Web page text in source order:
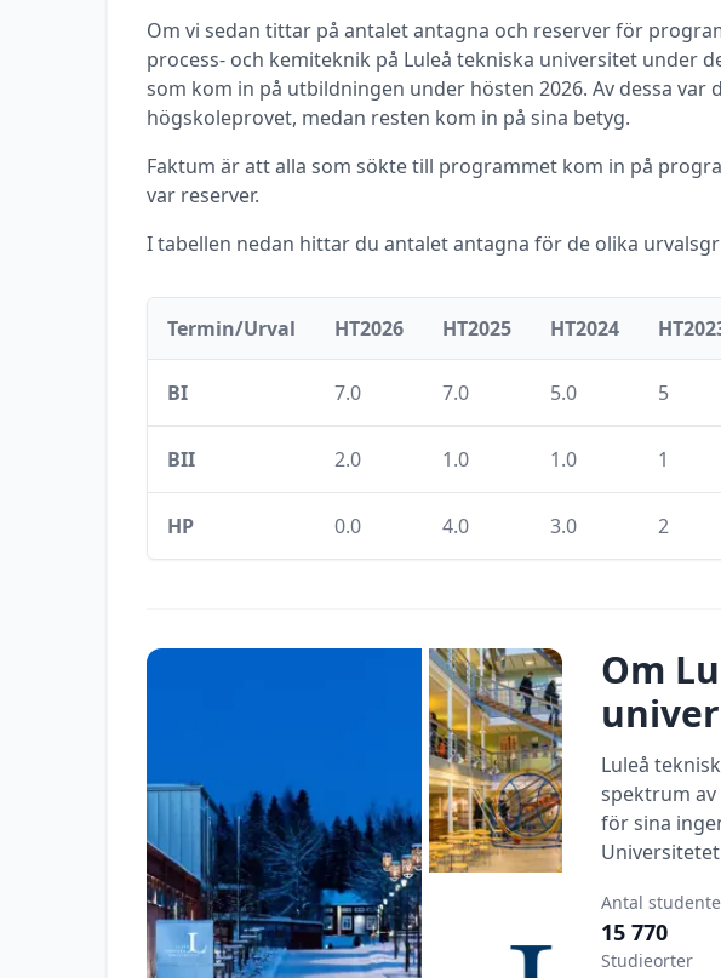
Om vi sedan tittar på antalet antagna och reserver för
process- och kemiteknik på Luleå tekniska universitet under
som kom in på utbildningen under hösten 2026. Av dessa var
högskoleprovet, medan resten kom in på sina betyg.
Faktum är att alla som sökte till programmet kom in på
var reserver.
I tabellen nedan hittar du antalet antagna för de olika
Termin/Urval HT2026 HT2025 HT2024
BI 7.0 7.0 5.0 5
BII 2.0 1.0 1.0 1
HP 0.0 4.0 3.0 2
Om
Luleå
spektrum
för sina
Antal
15 770
Studieorter